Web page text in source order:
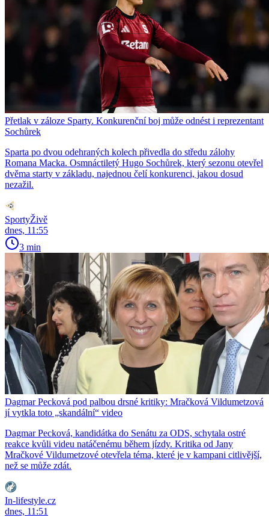
Přetlak v záloze Sparty. Konkurenční boj může odnést i reprezentant
Sochůrek
Sparta po dvou odehraných kolech přivedla do středu zálohy
Romana Macka. Osmnáctiletý Hugo Sochůrek, který sezonu otevřel
dvěma starty v základu, najednou čelí konkurenci, jakou dosud
nezažil.
SportyŽivě
dnes, 11:55
3 min
Dagmar Pecková pod palbou drsné kritiky: Mračková Vildumetzová
jí vytkla toto „skandální“ video
Dagmar Pecková, kandidátka do Senátu za ODS, schytala ostré
reakce kvůli videu natáčenému během jízdy. Kritika od Jany
Mračkové Vildumetzové otevřela téma, které je v kampani citlivější,
než se může zdát.
In-lifestyle.cz
dnes, 11:51